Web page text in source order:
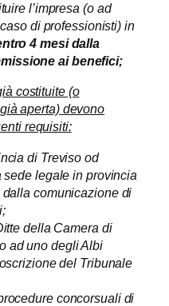
l’impresa (o ad
di professionisti) in
4 mesi dalla
ai benefici;
costituite (o
aperta) devono
requisiti:
di Treviso od
legale in provincia
comunicazione di
della Camera di
ad uno degli Albi
del Tribunale
concorsuali di